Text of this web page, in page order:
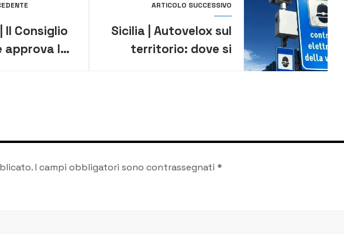
Il Consiglio
approva la
ARTICOLO SUCCESSIVO
Sicilia | Autovelox sul
territorio: dove si
I campi obbligatori sono contrassegnati *